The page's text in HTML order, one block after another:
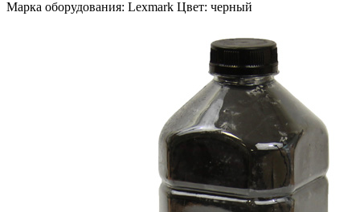
Марка оборудования: Lexmark Цвет: черный